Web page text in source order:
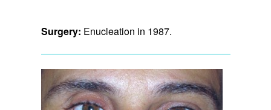
Surgery: Enucleation in 1987.